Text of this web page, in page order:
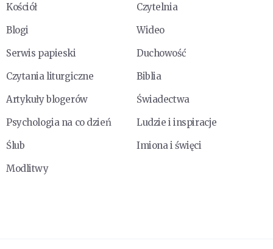
Kościół
Czytelnia
Blogi
Wideo
Serwis papieski
Duchowość
Czytania liturgiczne
Biblia
Artykuły blogerów
Świadectwa
Psychologia na co dzień
Ludzie i inspiracje
Ślub
Imiona i święci
Modlitwy